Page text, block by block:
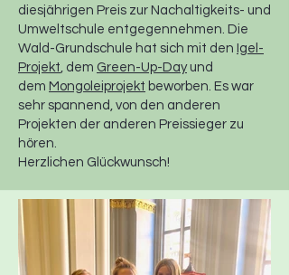
diesjährigen Preis zur Nachaltigkeits- und
Umweltschule entgegennehmen. Die
Wald-Grundschule hat sich mit den Igel-
Projekt, dem Green-Up-Dayund
dem Mongoleiprojekt beworben. Es war
sehr spannend, von den anderen
Projekten der anderen Preissieger zu
hören.
Herzlichen Glückwunsch!